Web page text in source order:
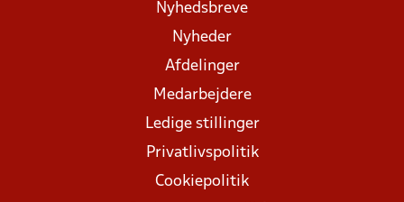
Nyhedsbreve
Nyheder
Afdelinger
Medarbejdere
Ledige stillinger
Privatlivspolitik
Cookiepolitik